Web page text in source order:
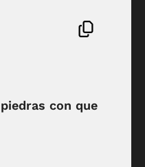
con que